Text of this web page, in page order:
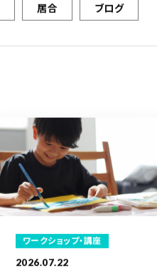
居合 ブログ
ワークショップ・講座
2026.07.22